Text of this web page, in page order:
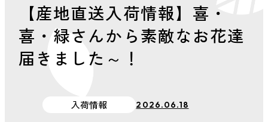
取扱商品・サービ
ス
電話を
かける
【産地直送入荷情報】喜・
喜・緑さんから素敵なお花達
届きました～！
入荷情報 2026.06.18